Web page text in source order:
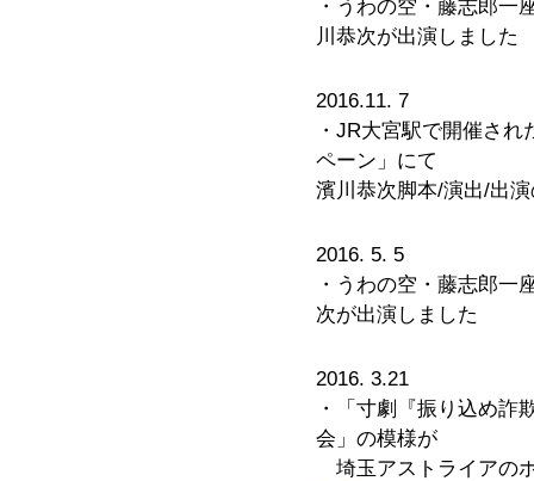
・うわの空・藤志郎一
川恭次が出演しました
2016.11. 7
・JR大宮駅で開催さ
ペーン」にて
濱川恭次脚本/演出/出
2016. 5. 5
・うわの空・藤志郎一
次が出演しました
2016. 3.21
・「寸劇『振り込め詐
会」の模様が
埼玉アストライア